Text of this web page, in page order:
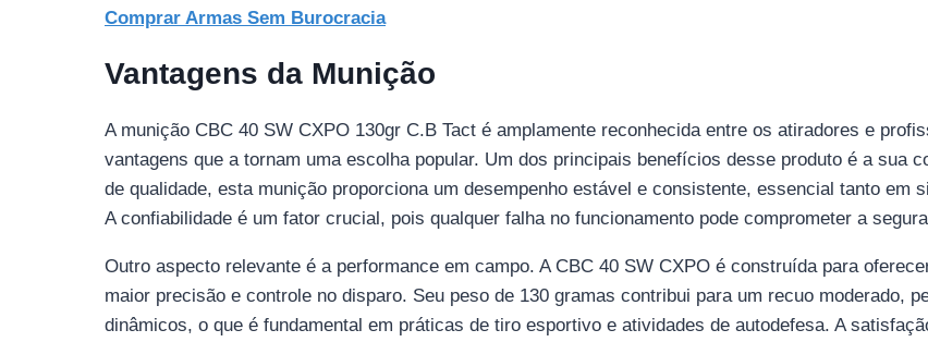
Comprar Armas Sem Burocracia
Vantagens da Munição
A munição CBC 40 SW CXPO 130gr C.B Tact é amplamente reconhecida entre os atiradores e
vantagens que a tornam uma escolha popular. Um dos principais benefícios desse produto é a sua
de qualidade, esta munição proporciona um desempenho estável e consistente, essencial tanto em
A confiabilidade é um fator crucial, pois qualquer falha no funcionamento pode comprometer a
Outro aspecto relevante é a performance em campo. A CBC 40 SW CXPO é construída para
maior precisão e controle no disparo. Seu peso de 130 gramas contribui para um recuo moderado,
dinâmicos, o que é fundamental em práticas de tiro esportivo e atividades de autodefesa. A